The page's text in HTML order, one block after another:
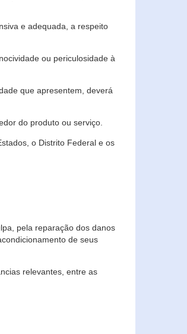
e adequada, a respeito
ou periculosidade à
que apresentem, deverá
do produto ou serviço.
o Distrito Federal e os
pela reparação dos danos
de seus
relevantes, entre as